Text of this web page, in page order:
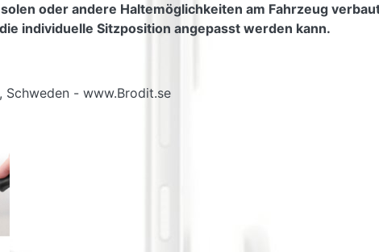
oder andere Haltemöglichkeiten am Fahrzeug
individuelle Sitzposition angepasst werden kann.
Schweden - www.Brodit.se